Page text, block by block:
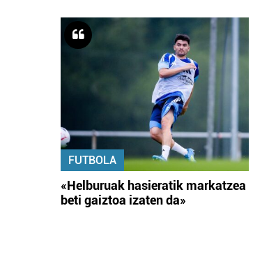
FUTBOLA
«Helburuak hasieratik markatzea
beti gaiztoa izaten da»